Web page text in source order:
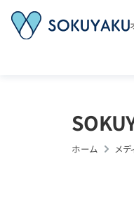
ホーム メデ